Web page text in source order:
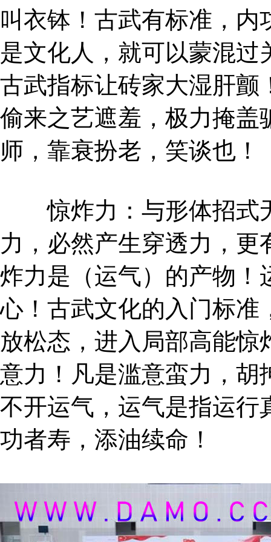
叫衣钵！古武有标准，
是文化人，就可以蒙混
古武指标让砖家大湿肝颤
偷来之艺遮羞，极力掩盖
师，靠衰扮老，笑谈也！
惊炸力：与形体招式
力，必然产生穿透力，
炸力是（运气）的产物！
心！古武文化的入门标准
放松态，进入局部高能
意力！凡是滥意蛮力，胡
不开运气，运气是指运行
功者寿，添油续命！